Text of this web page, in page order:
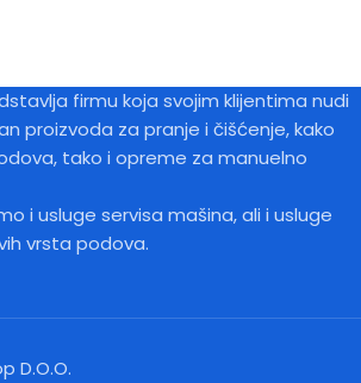
firmu koja svojim klijentima nudi
proizvoda za pranje i čišćenje, kako
tako i opreme za manuelno
i usluge servisa mašina, ali i usluge
vrsta podova.
D.O.O.